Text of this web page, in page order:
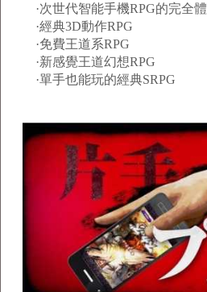
·次世代智能手機RPG的完全體
·經典3D動作RPG
·免費王道系RPG
·新感覺王道幻想RPG
·單手也能玩的經典SRPG